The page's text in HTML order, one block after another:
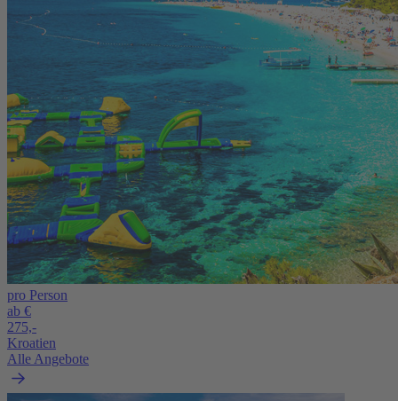
pro Person
ab €
275,-
Kroatien
Alle Angebote